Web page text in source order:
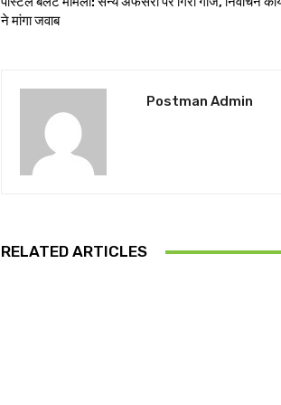
ने मांगा जवाब
Postman Admin
RELATED ARTICLES